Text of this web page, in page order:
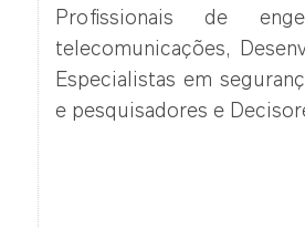
Profissionais de
telecomunicações,
Especialistas em
e pesquisadores e